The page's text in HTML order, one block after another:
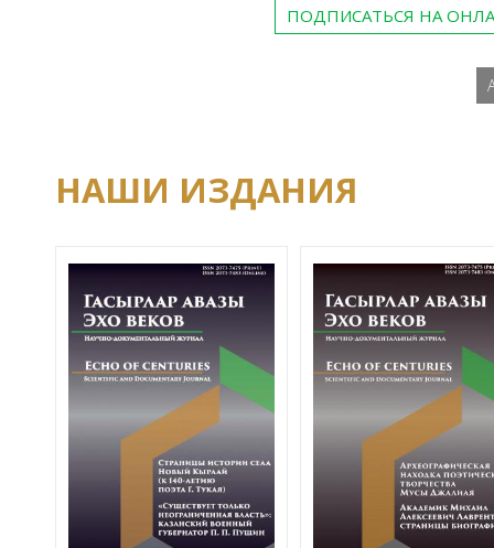
ПОДПИСАТЬСЯ НА
НАШИ ИЗДАНИЯ